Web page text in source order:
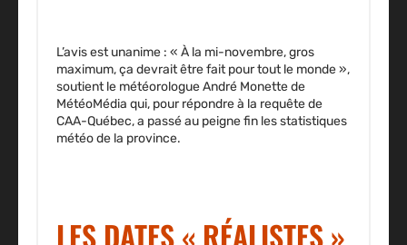
L’avis est unanime : « À la mi-novembre, gros
maximum, ça devrait être fait pour tout le monde »,
soutient le météorologue André Monette de
MétéoMédia qui, pour répondre à la requête de
CAA-Québec, a passé au peigne fin les statistiques
météo de la province.
LES DATES « RÉALISTES »